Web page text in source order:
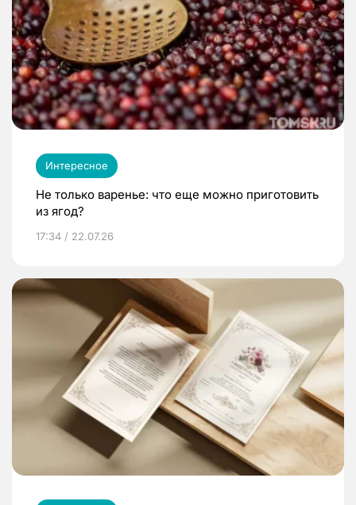
Интересное
Не только варенье: что еще можно приготовить
из ягод?
17:34 / 22.07.26